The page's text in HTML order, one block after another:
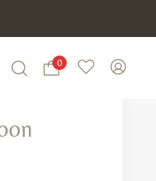
Search
0
WishlistMy